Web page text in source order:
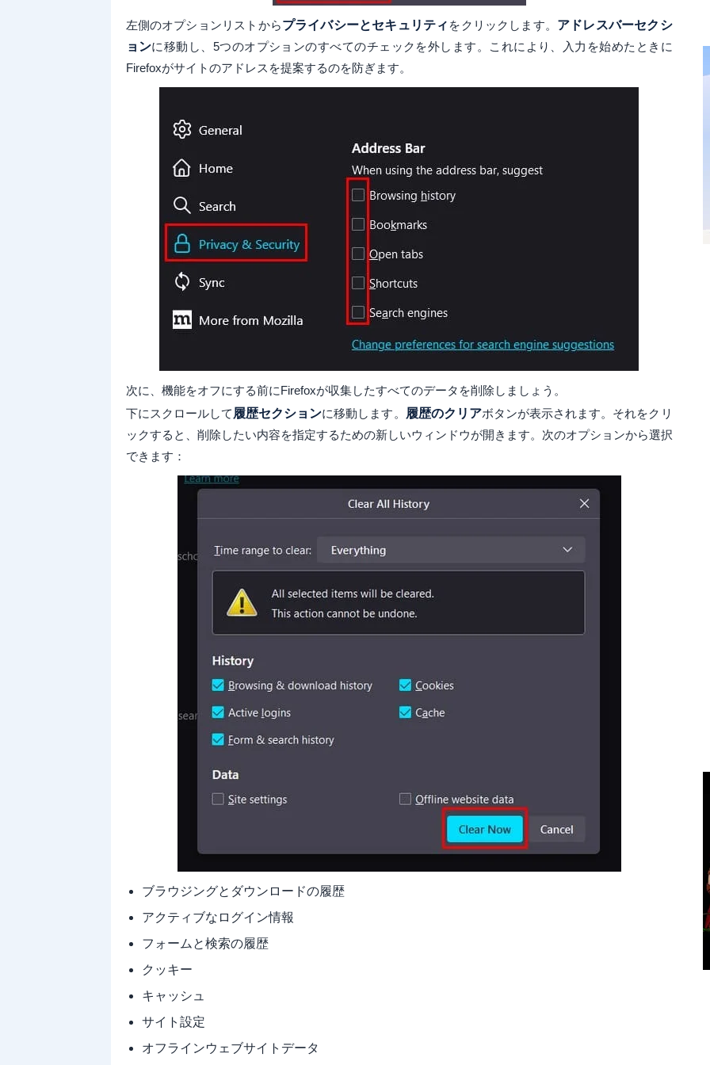
左側のオプションリストからプライバシーとセキュリティ をクリックします。 アドレスバーセクシ
ョンに移動し、5つのオプションのすべてのチェックを外します。これにより、入力を始めたときに
Firefoxがサイトのアドレスを提案するのを防ぎます。
次に、機能をオフにする前にFirefoxが収集したすべてのデータを削除しましょう。
下にスクロールして 履歴セクションに移動します。 履歴のクリアボタンが表示されます。それをクリ
ックすると、削除したい内容を指定するための新しいウィンドウが開きます。次のオプションから選択
できます：
ブラウジングとダウンロードの履歴
アクティブなログイン情報
フォームと検索の履歴
クッキー
キャッシュ
サイト設定
オフラインウェブサイトデータ